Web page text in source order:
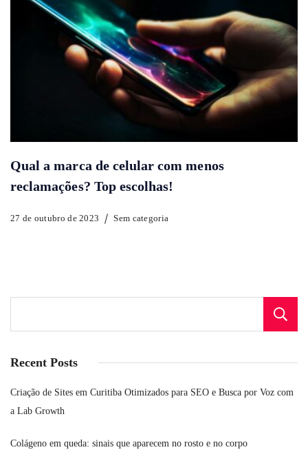
Qual a marca de celular com menos
reclamações? Top escolhas!
27 de outubro de 2023 Sem categoria
Recent Posts
Criação de Sites em Curitiba Otimizados para SEO e Busca por Voz com
a Lab Growth
Colágeno em queda: sinais que aparecem no rosto e no corpo